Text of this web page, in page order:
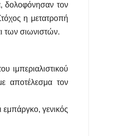
δολοφόνησαν τον
η μετατροπή
των σιωνιστών.
αποτέλεσμα τον
γενικός